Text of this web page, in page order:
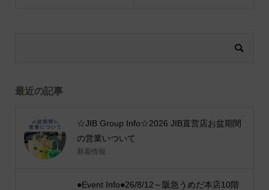
最近の記事
☆JIB Group Info☆2026 JIB直営店お盆期間
の営業いついて
新着情報
●Event Info●26/8/12～阪急うめだ本店10階